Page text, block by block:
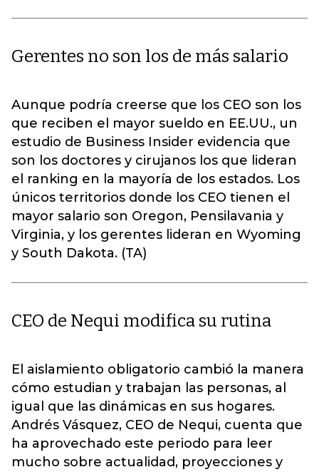
Gerentes no son los de más salario
Aunque podría creerse que los CEO son los
que reciben el mayor sueldo en EE.UU., un
estudio de Business Insider evidencia que
son los doctores y cirujanos los que lideran
el ranking en la mayoría de los estados. Los
únicos territorios donde los CEO tienen el
mayor salario son Oregon, Pensilavania y
Virginia, y los gerentes lideran en Wyoming
y South Dakota. (TA)
CEO de Nequi modifica su rutina
El aislamiento obligatorio cambió la manera
cómo estudian y trabajan las personas, al
igual que las dinámicas en sus hogares.
Andrés Vásquez, CEO de Nequi, cuenta que
ha aprovechado este periodo para leer
mucho sobre actualidad, proyecciones y